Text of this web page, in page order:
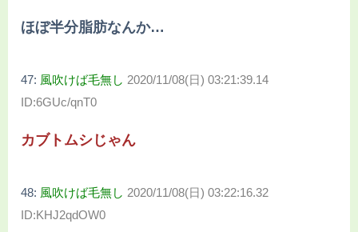
ほぼ半分脂肪なんか…
47: 風吹けば毛無し 2020/11/08(日) 03:21:39.14
ID:6GUc/qnT0
カブトムシじゃん
48: 風吹けば毛無し 2020/11/08(日) 03:22:16.32
ID:KHJ2qdOW0